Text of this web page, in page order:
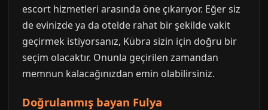
escort hizmetleri arasında öne çıkarıyor. Eğer siz
de evinizde ya da otelde rahat bir şekilde vakit
geçirmek istiyorsanız, Kübra sizin için doğru bir
seçim olacaktır. Onunla geçirilen zamandan
memnun kalacağınızdan emin olabilirsiniz.
Doğrulanmış bayan Fulya